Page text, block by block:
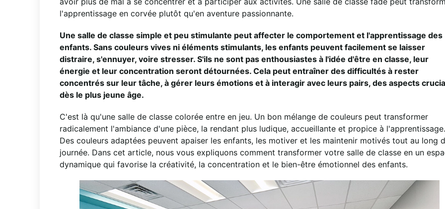
l'apprentissage en corvée plutôt qu'en aventure passionnante.
Une salle de classe simple et peu stimulante peut affecter le comportement et l'apprentissage des
enfants. Sans couleurs vives ni éléments stimulants, les enfants peuvent facilement se laisser
distraire, s'ennuyer, voire stresser. S'ils ne sont pas enthousiastes à l'idée d'être en classe, leur
énergie et leur concentration seront détournées. Cela peut entraîner des difficultés à rester
concentrés sur leur tâche, à gérer leurs émotions et à interagir avec leurs pairs, des aspects
dès le plus jeune âge.
C'est là qu'une salle de classe colorée entre en jeu. Un bon mélange de couleurs peut transformer
radicalement l'ambiance d'une pièce, la rendant plus ludique, accueillante et propice à l'apprentissage.
Des couleurs adaptées peuvent apaiser les enfants, les motiver et les maintenir motivés tout au long
journée. Dans cet article, nous vous expliquons comment transformer votre salle de classe en un
dynamique qui favorise la créativité, la concentration et le bien-être émotionnel des enfants.